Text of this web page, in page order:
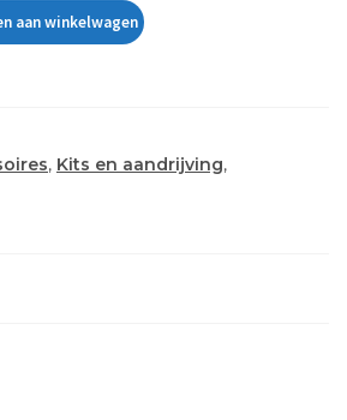
aan winkelwagen
, Kits en aandrijving,